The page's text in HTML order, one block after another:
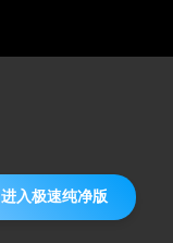
进入极速纯净版